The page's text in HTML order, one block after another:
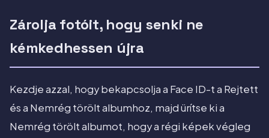
Zárolja fotóit, hogy senki ne
kémkedhessen újra
Kezdje azzal, hogy bekapcsolja a Face ID-t a Rejtett
és a Nemrég törölt albumhoz, majd ürítse ki a
Nemrég törölt albumot, hogy a régi képek végleg